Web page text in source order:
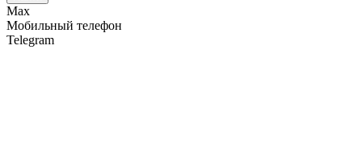
Max
Мобильный телефон
Telegram